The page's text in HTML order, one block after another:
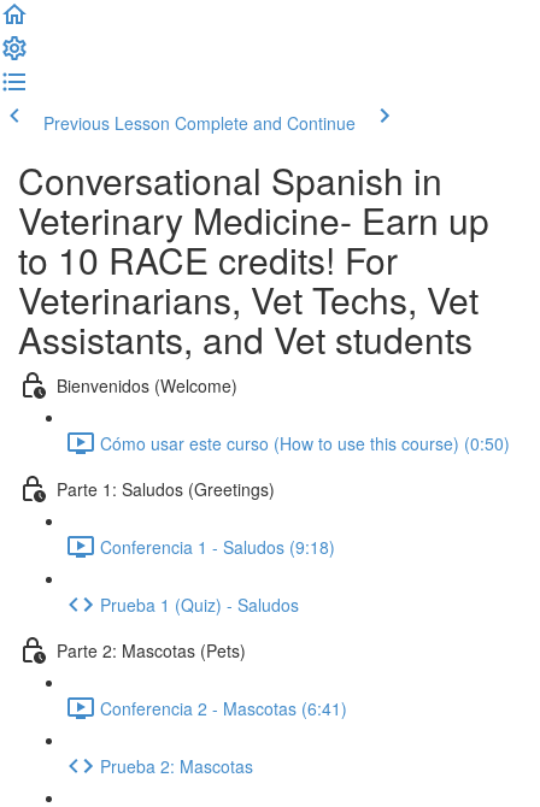
Previous Lesson Complete and Continue
Conversational Spanish in
Veterinary Medicine- Earn up
to 10 RACE credits! For
Veterinarians, Vet Techs, Vet
Assistants, and Vet students
Bienvenidos (Welcome)
Cómo usar este curso (How to use this course) (0:50)
Parte 1: Saludos (Greetings)
Conferencia 1 - Saludos (9:18)
Prueba 1 (Quiz) - Saludos
Parte 2: Mascotas (Pets)
Conferencia 2 - Mascotas (6:41)
Prueba 2: Mascotas